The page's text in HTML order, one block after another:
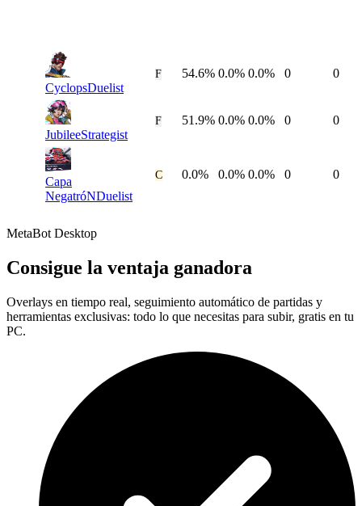
CyclopsDuelist
F 54.6% 0.0% 0.0% 0 0
JubileeStrategist
F 51.9% 0.0% 0.0% 0 0
Capa
NegatróNDuelist
C 0.0% 0.0% 0.0% 0 0
MetaBot Desktop
Consigue la ventaja ganadora
Overlays en tiempo real, seguimiento automático de partidas y
herramientas exclusivas: todo lo que necesitas para subir, gratis en tu
PC.